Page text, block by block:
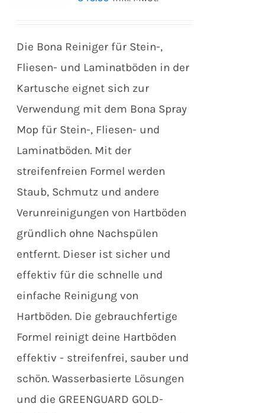
Die Bona Reiniger für Stein-,
Fliesen- und Laminatböden in der
Kartusche eignet sich zur
Verwendung mit dem Bona Spray
Mop für Stein-, Fliesen- und
Laminatböden. Mit der
streifenfreien Formel werden
Staub, Schmutz und andere
Verunreinigungen von Hartböden
gründlich ohne Nachspülen
entfernt. Dieser ist sicher und
effektiv für die schnelle und
einfache Reinigung von
Hartböden. Die gebrauchfertige
Formel reinigt deine Hartböden
effektiv - streifenfrei, sauber und
schön. Wasserbasierte Lösungen
und die GREENGUARD GOLD-